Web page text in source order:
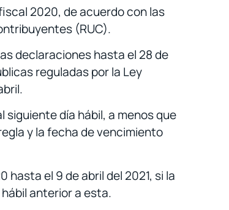
2020, de acuerdo con las
(RUC).
declaraciones hasta el 28 de
reguladas por la Ley
día hábil, a menos que
y la fecha de vencimiento
el 9 de abril del 2021, si la
anterior a esta.